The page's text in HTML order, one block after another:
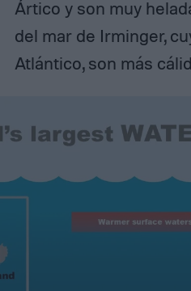
Ártico y son muy
del mar de Irminger,
Atlántico, son más